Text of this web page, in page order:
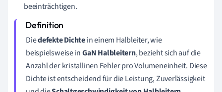
beeinträchtigen.
Diedefekte Dichtein einem Halbleiter, wie
beispielsweise inGaN Halbleitern, bezieht sich auf die
Anzahl der kristallinen Fehler pro Volumeneinheit. Diese
Dichte ist entscheidend für die Leistung, Zuverlässigkeit